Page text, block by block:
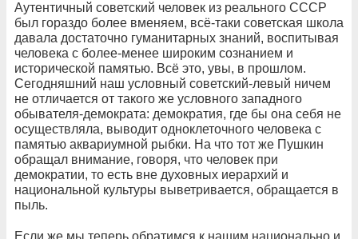
Аутентичный советский человек из реального СССР
был гораздо более вменяем, всё-таки советская школа
давала достаточно гуманитарных знаний, воспитывая
человека с более-менее широким сознанием и
исторической памятью. Всё это, увы, в прошлом.
Сегодняшний наш условный советский-левый ничем
не отличается от такого же условного западного
обывателя-демократа: демократия, где бы она себя не
осуществляла, выводит одноклеточного человека с
памятью аквариумной рыбки. На что тот же Пушкин
обращал внимание, говоря, что человек при
демократии, то есть вне духовных иерархий и
национальной культуры выветривается, обращается в
пыль.